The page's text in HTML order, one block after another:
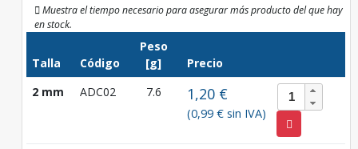
Muestra el tiempo necesario para asegurar más producto del que hay
en stock.
Talla Código
Peso
[g]
Precio
2 mm
ADC02 7.6 1,20 €
(0,99 € sin IVA)